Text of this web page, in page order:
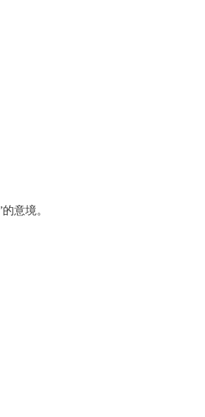
意境。